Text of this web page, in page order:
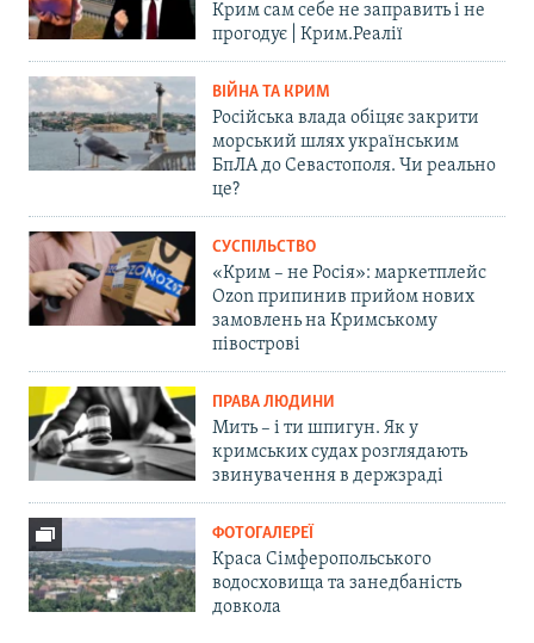
Крим сам себе не заправить і не
прогодує | Крим.Реалії
ВІЙНА ТА КРИМ
Російська влада обіцяє закрити
морський шлях українським
БпЛА до Севастополя. Чи реально
це?
СУСПІЛЬСТВО
«Крим – не Росія»: маркетплейс
Ozon припинив прийом нових
замовлень на Кримському
півострові
ПРАВА ЛЮДИНИ
Мить – і ти шпигун. Як у
кримських судах розглядають
звинувачення в держзраді
ФОТОГАЛЕРЕЇ
Краса Сімферопольського
водосховища та занедбаність
довкола